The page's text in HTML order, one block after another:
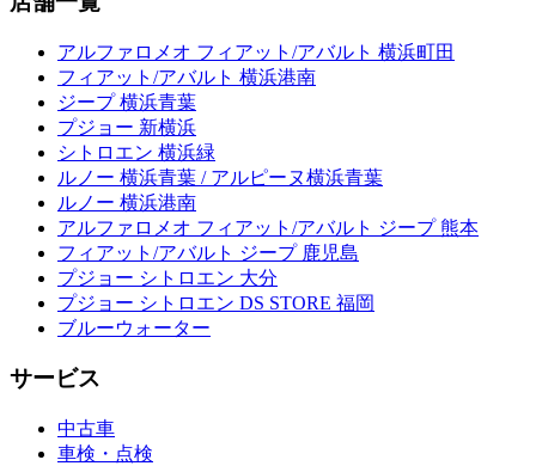
アルファロメオ フィアット/アバルト 横浜町田
フィアット/アバルト 横浜港南
ジープ 横浜青葉
プジョー 新横浜
シトロエン 横浜緑
ルノー 横浜青葉 / アルピーヌ横浜青葉
ルノー 横浜港南
アルファロメオ フィアット/アバルト ジープ 熊本
フィアット/アバルト ジープ 鹿児島
プジョー シトロエン 大分
プジョー シトロエン DS STORE 福岡
ブルーウォーター
サービス
中古車
車検・点検